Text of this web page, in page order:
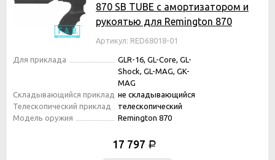
870 SB TUBE с амортизатором и
рукоятью для Remington 870
Артикул: RED68018-01
Для приклада
GLR-16, GL-Core, GL-
Shock, GL-MAG, GK-
MAG
Складывающийся приклад не складывающийся
Телескопический приклад
телескопический
Модель оружия
Remington 870
17 797 Р